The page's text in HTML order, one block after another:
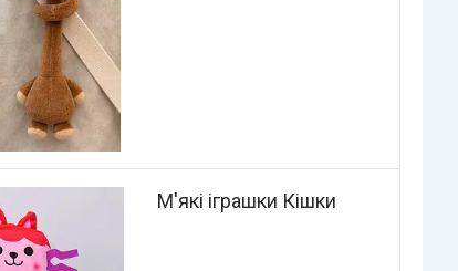
М'які іграшки Кішки